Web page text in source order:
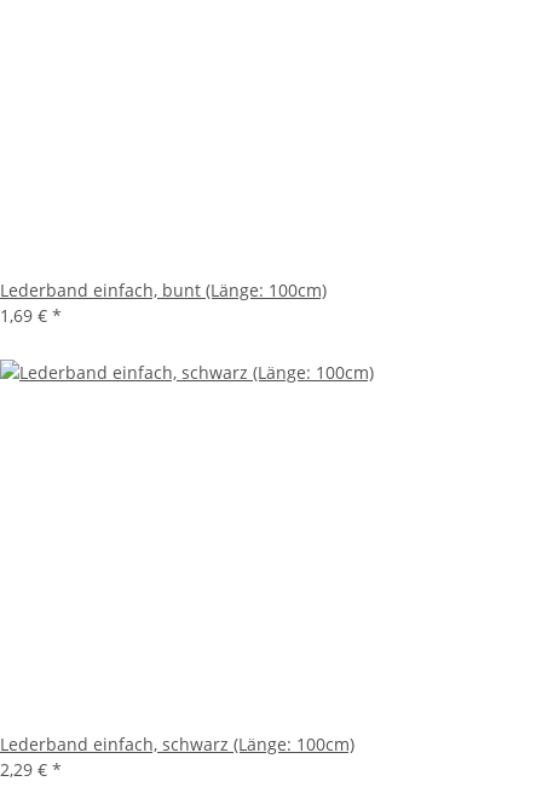
Lederband einfach, bunt (Länge: 100cm)
1,69 € *
Lederband einfach, schwarz (Länge: 100cm)
2,29 € *